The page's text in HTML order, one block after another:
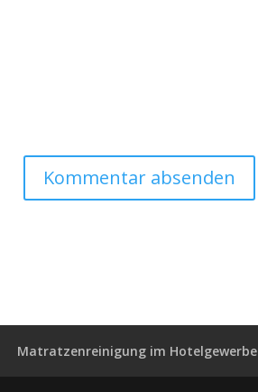
Matratzenreinigung im Hotelgewerbe